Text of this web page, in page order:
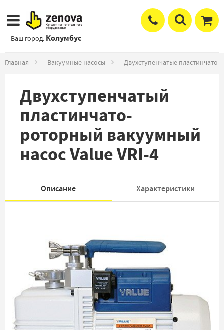
Ваш город: Колумбус
Главная Вакуумные насосы Двухступенчатые
Двухступенчатый
пластинчато-
роторный вакуумный
насос Value VRI-4
Описание Характеристики